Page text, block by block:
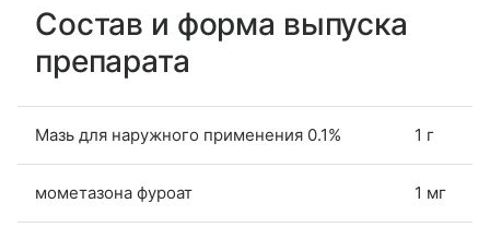
Состав и форма выпуска
препарата
Мазь для наружного применения 0.1% 1 г
мометазона фуроат 1 мг